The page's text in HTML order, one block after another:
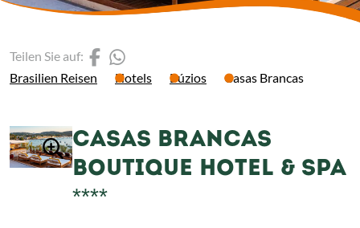
Brasilien Reisen Hotels Búzios Casas Brancas
Teilen Sie auf: (Link öffnet einen neuen
CASAS BRANCAS
BOUTIQUE HOTEL & SPA
****